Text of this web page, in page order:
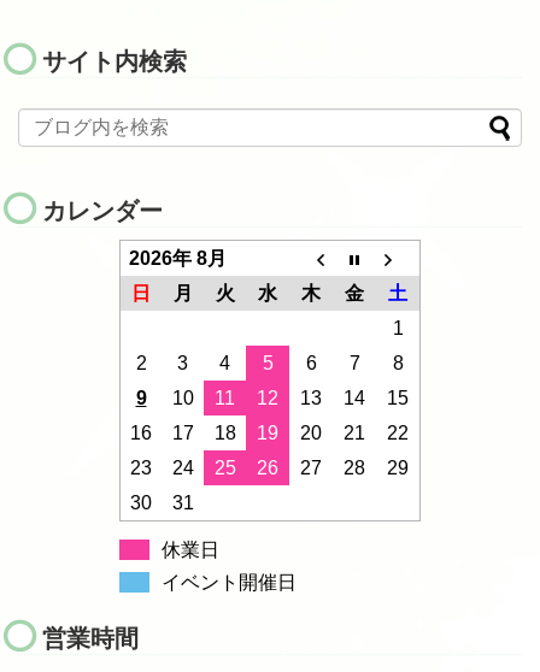
サイト内検索
カレンダー
2026年 8月
日
月 火 水 木 金
土
1
2
3 4 5 6 7
8
9
10 11 12 13 14
15
16
17 18 19 20 21
22
23
24 25 26 27 28
29
30
31
休業日
イベント開催日
営業時間